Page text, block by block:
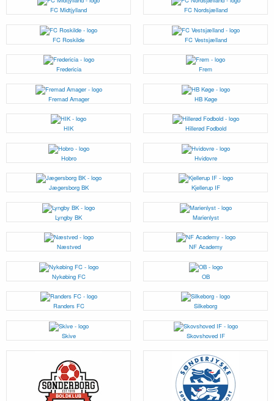
FC Midtjylland FC Nordsjælland
FC Roskilde FC Vestsjælland
Fredericia Frem
Fremad Amager HB Køge
HIK Hillerød Fodbold
Hobro Hvidovre
Jægersborg BK Kjellerup IF
Lyngby BK Marienlyst
Næstved NF Academy
Nykøbing FC OB
Randers FC Silkeborg
Skive Skovshoved IF